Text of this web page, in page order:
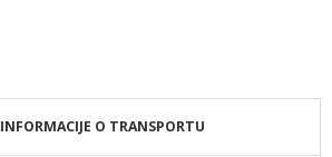
INFORMACIJE O TRANSPORTU